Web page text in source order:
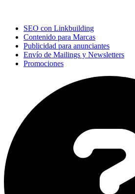
SEO con Linkbuilding
Contenido para Marcas
Publicidad para anunciantes
Envío de Mailings y Newsletters
Promociones